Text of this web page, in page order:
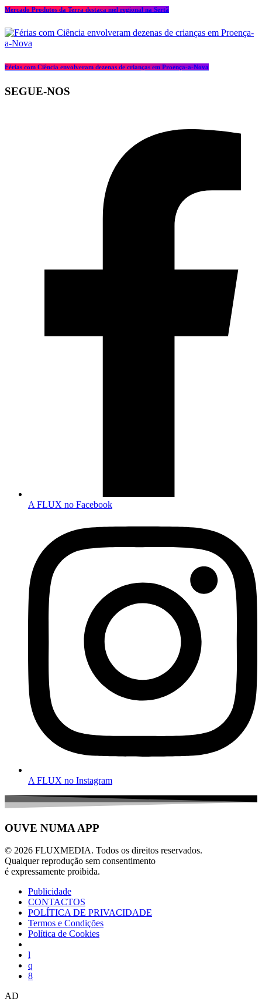
Mercado Produtos da Terra destaca mel regional na Sertã
Férias com Ciência envolveram dezenas de crianças em Proença-a-Nova
SEGUE-NOS
A FLUX no Facebook
A FLUX no Instagram
OUVE NUMA APP
© 2026 FLUXMEDIA. Todos os direitos reservados.
Qualquer reprodução sem consentimento
é expressamente proibida.
Publicidade
CONTACTOS
POLÍTICA DE PRIVACIDADE
Termos e Condições
Política de Cookies
AD